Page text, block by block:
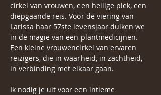
cirkel van vrouwen, een heilige plek, een
diepgaande reis. Voor de viering van
Larissa haar 57ste levensjaar duiken we
in de magie van een plantmedicijnen.
Een kleine vrouwencirkel van ervaren
reizigers, die in waarheid, in zachtheid,
in verbinding met elkaar gaan.
Ik nodig je uit voor een intieme